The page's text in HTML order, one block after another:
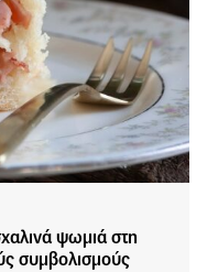
ψωμιά στη
συμβολισμούς